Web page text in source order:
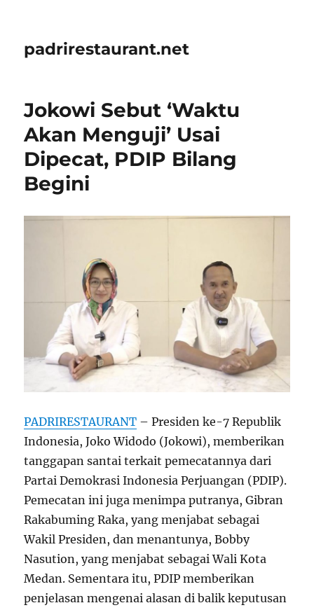
padrirestaurant.net
Jokowi Sebut ‘Waktu
Akan Menguji’ Usai
Dipecat, PDIP Bilang
Begini
PADRIRESTAURANT – Presiden ke-7 Republik
Indonesia, Joko Widodo (Jokowi), memberikan
tanggapan santai terkait pemecatannya dari
Partai Demokrasi Indonesia Perjuangan (PDIP).
Pemecatan ini juga menimpa putranya, Gibran
Rakabuming Raka, yang menjabat sebagai
Wakil Presiden, dan menantunya, Bobby
Nasution, yang menjabat sebagai Wali Kota
Medan. Sementara itu, PDIP memberikan
penjelasan mengenai alasan di balik keputusan